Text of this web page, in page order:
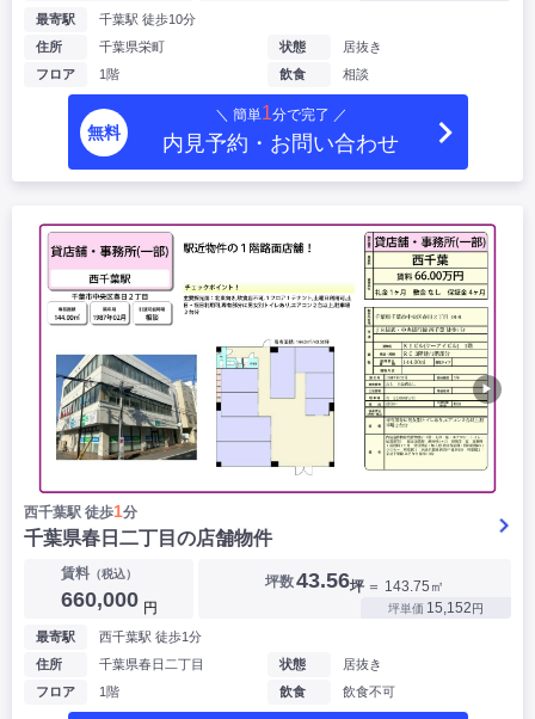
最寄駅
千葉駅 徒歩10分
住所
千葉県栄町
フロア
1階
状態
居抜き
飲食
相談
無料
＼ 簡単1分で完了 ／
内見予約・お問い合わせ
▶
西千葉駅 徒歩1分
千葉県春日二丁目の店舗物件
賃料（税込）
660,000 円
坪数43.56坪 ＝ 143.75㎡
坪単価 15,152円
最寄駅
西千葉駅 徒歩1分
住所
千葉県春日二丁目
フロア
1階
状態
居抜き
飲食
飲食不可